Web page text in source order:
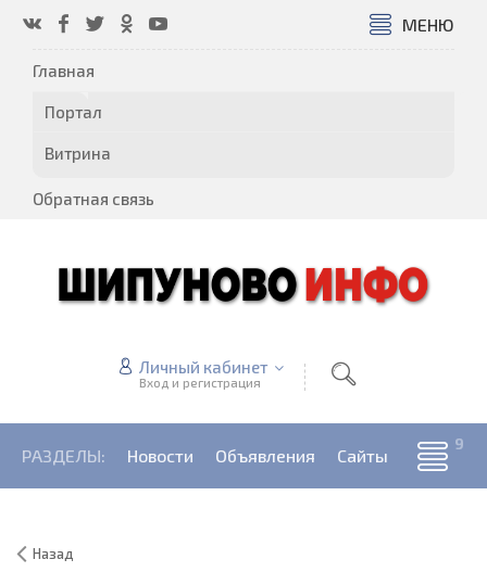
МЕНЮ
Главная
Портал
Витрина
Обратная связь
Личный кабинет
Вход и регистрация
РАЗДЕЛЫ: Новости Объявления Сайты
Назад